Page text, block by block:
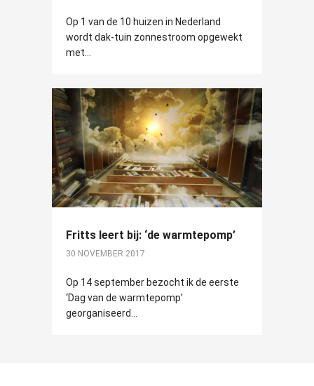
Op 1 van de 10 huizen in Nederland
wordt dak-tuin zonnestroom opgewekt
met...
Fritts leert bij: ‘de warmtepomp’
30 NOVEMBER 2017
Op 14 september bezocht ik de eerste
‘Dag van de warmtepomp’
georganiseerd...